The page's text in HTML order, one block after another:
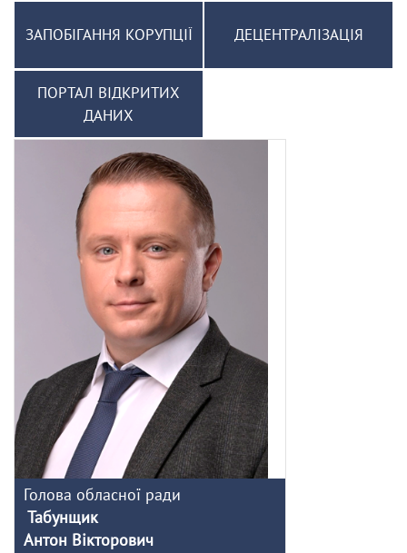
ЗАПОБІГАННЯ КОРУПЦІЇ ДЕЦЕНТРАЛІЗАЦІЯ
ПОРТАЛ ВІДКРИТИХ
ДАНИХ
Голова обласної ради
Табунщик
Антон Вікторович